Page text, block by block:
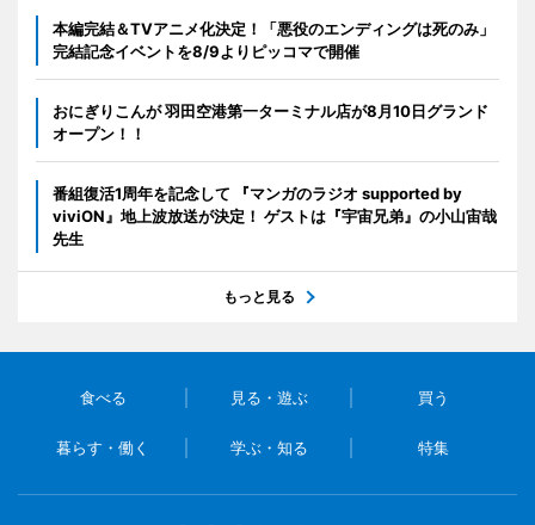
本編完結＆TVアニメ化決定！「悪役のエンディングは死のみ」
完結記念イベントを8/9よりピッコマで開催
おにぎりこんが 羽田空港第一ターミナル店が8月10日グランド
オープン！！
番組復活1周年を記念して 『マンガのラジオ supported by
viviON』地上波放送が決定！ ゲストは『宇宙兄弟』の小山宙哉
先生
もっと見る
食べる 見る・遊ぶ 買う
暮らす・働く 学ぶ・知る 特集